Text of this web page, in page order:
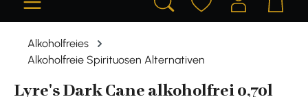
Alkoholfreies
Alkoholfreie Spirituosen Alternativen
Lyre's Dark Cane alkoholfrei 0,70l